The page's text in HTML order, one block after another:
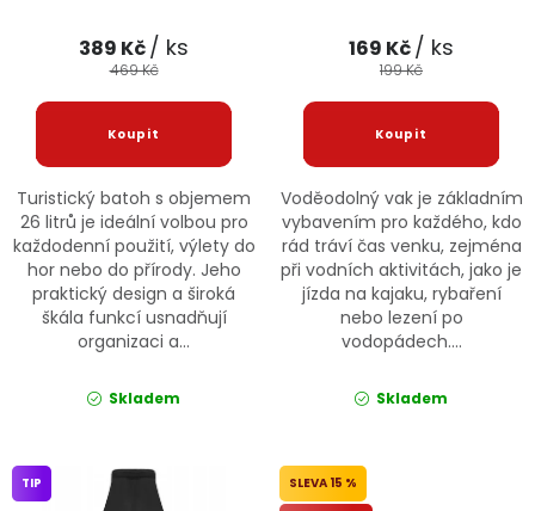
389 Kč/ ks
469 Kč
Turistický batoh s objemem
26 litrů je ideální volbou pro
každodenní použití, výlety do
hor nebo do přírody. Jeho
praktický design a široká
škála funkcí usnadňují
organizaci a...
Skladem
169 Kč/ ks
199 Kč
Voděodolný vak je základním
vybavením pro každého, kdo
rád tráví čas venku, zejména
při vodních aktivitách, jako je
jízda na kajaku, rybaření
nebo lezení po
vodopádech....
Skladem
TIP 15 %